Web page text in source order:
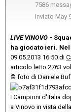
7586
Inviato May
LIVE VINOVO -
ha giocato ieri.
09.05.2013 16:50 di
articolo letto 2763
© foto di Daniele
I Campioni d'Italia
a Vinovo in vista